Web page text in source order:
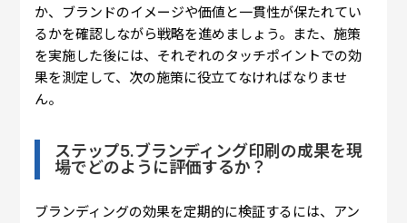
か、ブランドのイメージや価値と一貫性が保たれてい
るかを確認しながら戦略を進めましょう。また、施策
を実施した後には、それぞれのタッチポイントでの効
果を測定して、次の施策に役立てなければなりませ
ん。
ステップ5.ブランディング印刷の成果を現
場でどのように評価するか？
ブランディングの効果を定期的に検証するには、アン